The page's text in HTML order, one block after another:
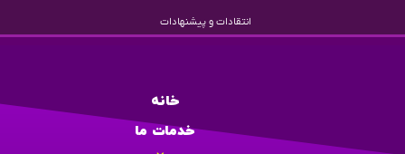
انتقادات و پیشنهادات
خانه
خدمات ما